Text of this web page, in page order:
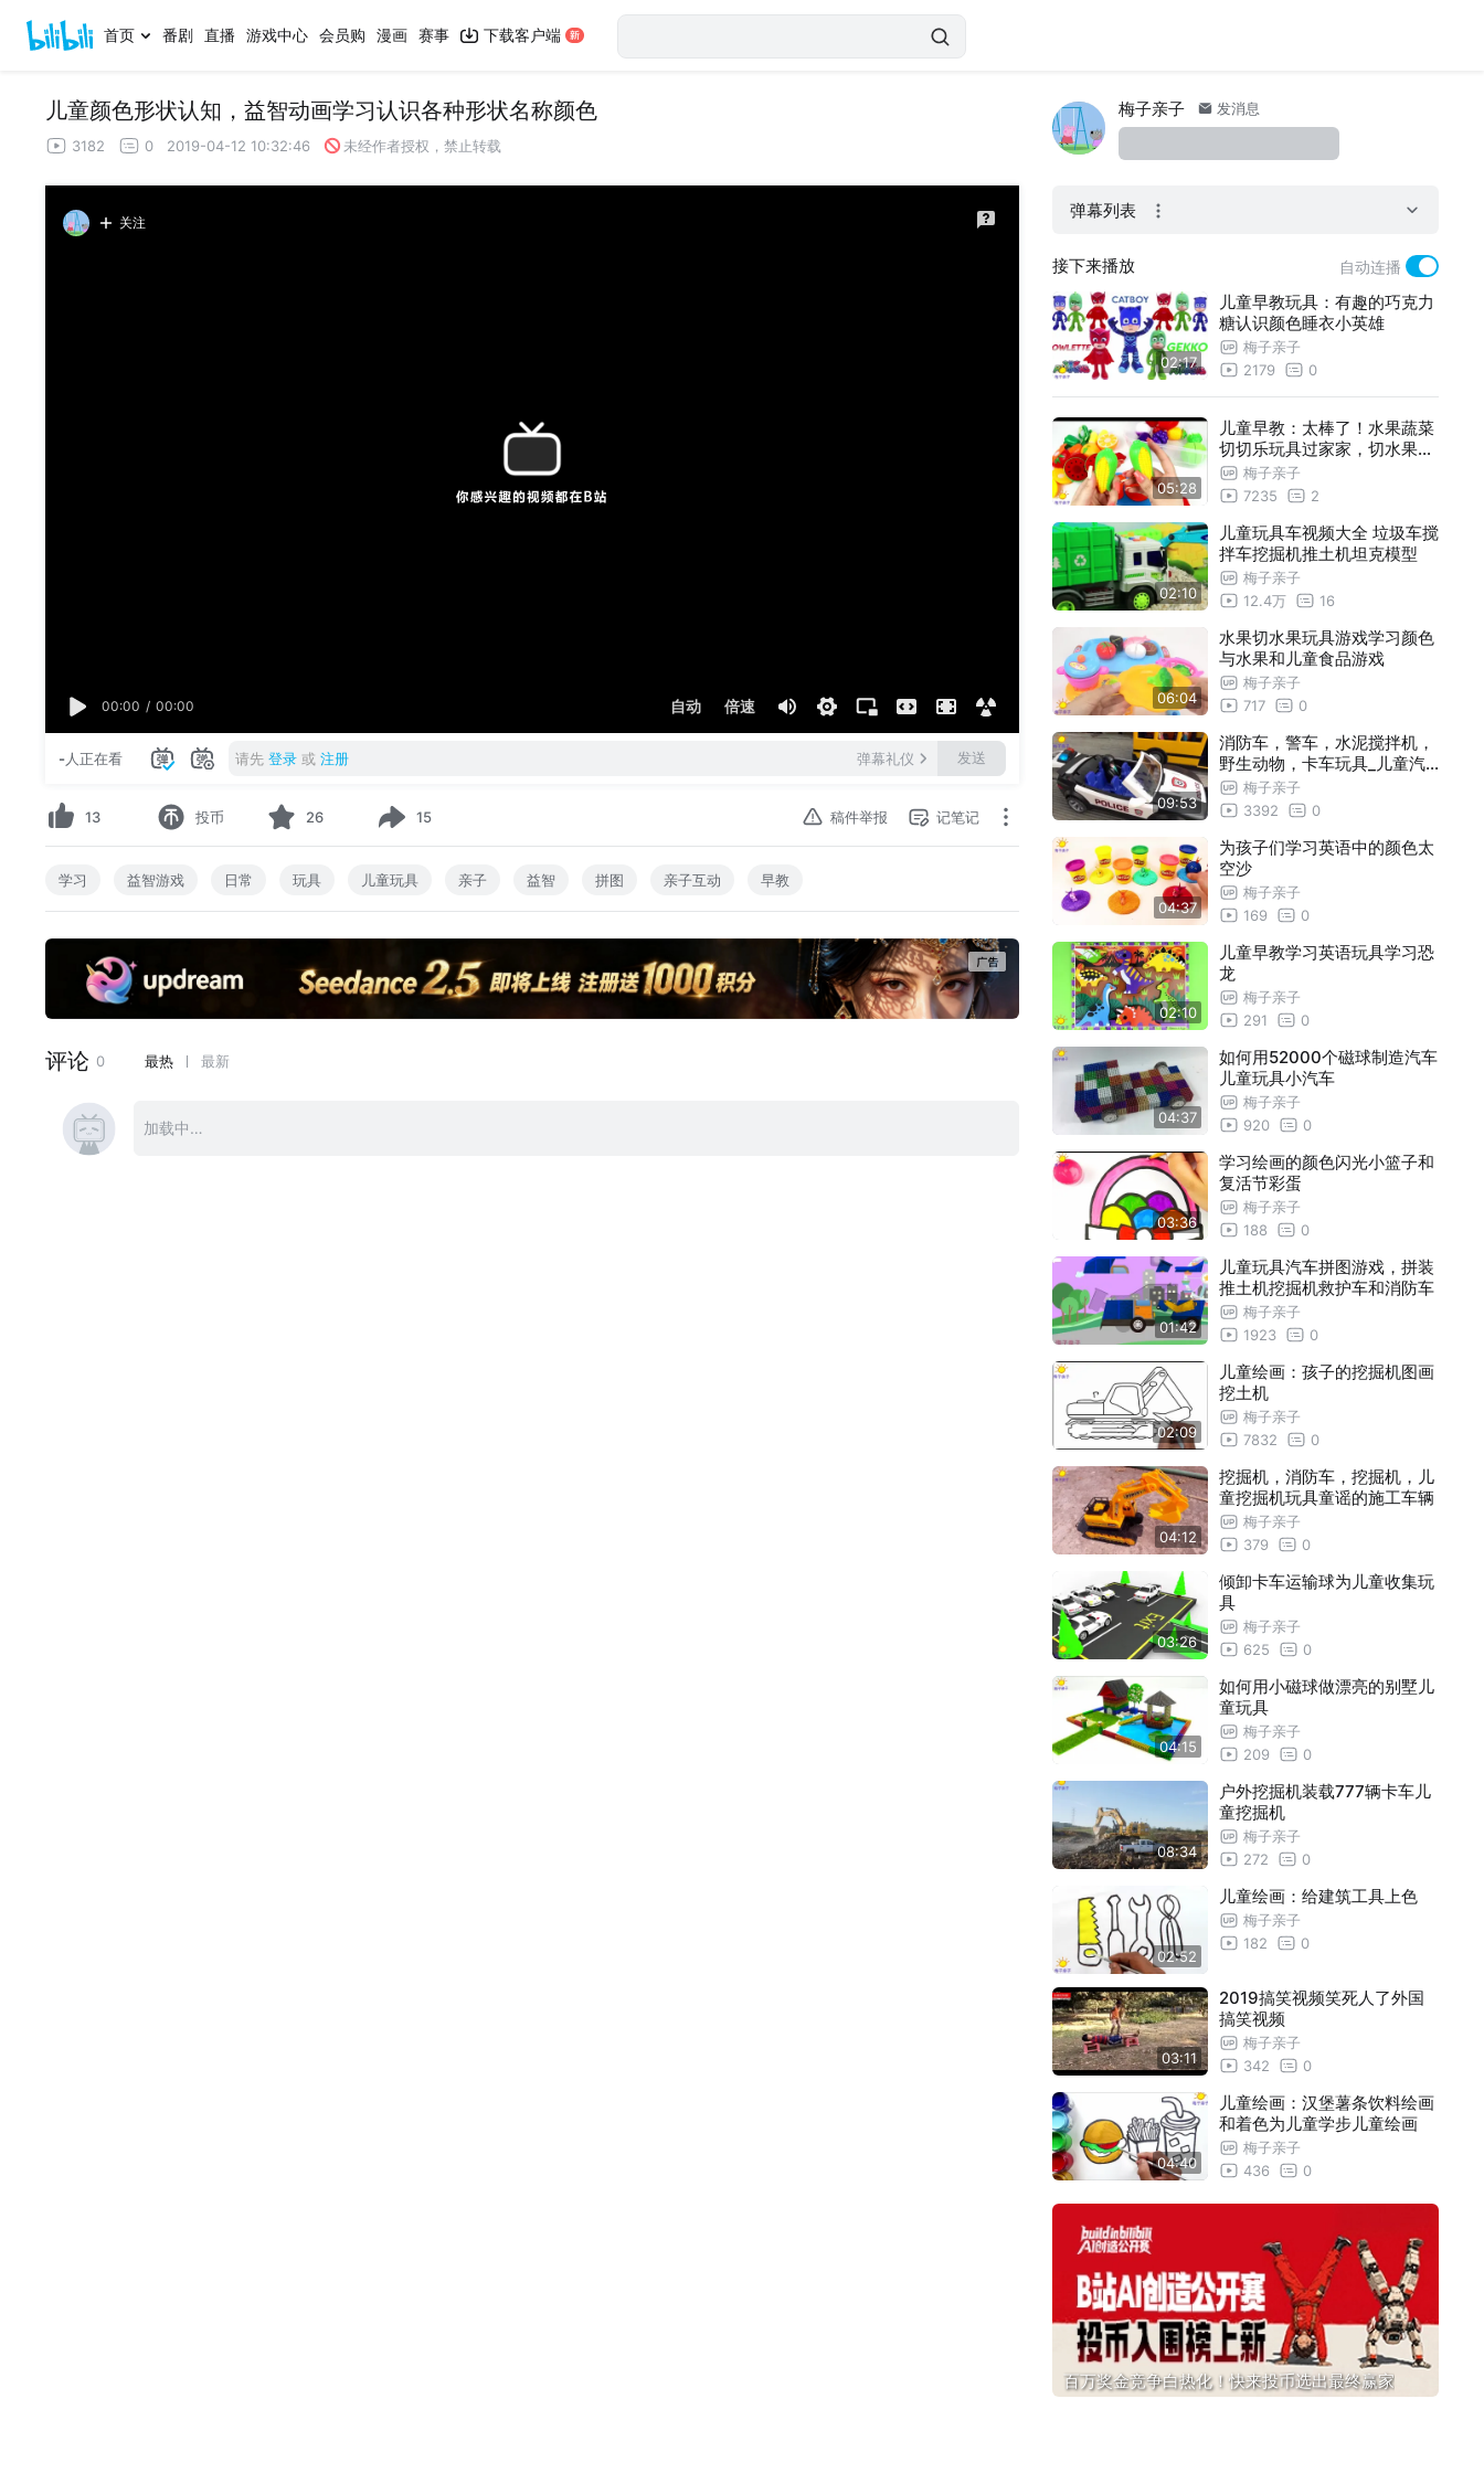
首页 番剧 直播 游戏中心 会员购 漫画 赛事 下载客户端
儿童颜色形状认知，益智动画学习认识各种形状名称颜色
3182 0 2019-04-12 10:32:46 未经作者授权，禁止转载
关注
00:00 / 00:00 自动 倍速
-人正在看 请先 登录 或 注册 弹幕礼仪 发送
13 投币 26 15 稿件举报 记笔记
学习 益智游戏 日常 玩具 儿童玩具 亲子 益智 拼图 亲子互动 早教
梅子亲子 发消息
弹幕列表
接下来播放 自动连播
02:17
儿童早教玩具：有趣的巧克力
糖认识颜色睡衣小英雄
梅子亲子
2179
0
05:28
儿童早教：太棒了！水果蔬菜
切切乐玩具过家家，切水果儿
童玩具梅子亲子
7235
2
02:10
儿童玩具车视频大全 垃圾车搅
拌车挖掘机推土机坦克模型
梅子亲子
12.4万
16
06:04
水果切水果玩具游戏学习颜色
与水果和儿童食品游戏
梅子亲子
717
0
09:53
消防车，警车，水泥搅拌机，
野生动物，卡车玩具_儿童汽
车玩具梅子亲子
3392
0
04:37
为孩子们学习英语中的颜色太
空沙
梅子亲子
169
0
02:10
儿童早教学习英语玩具学习恐
龙
梅子亲子
291
0
04:37
如何用52000个磁球制造汽车
儿童玩具小汽车
梅子亲子
920
0
03:36
学习绘画的颜色闪光小篮子和
复活节彩蛋
梅子亲子
188
0
01:42
儿童玩具汽车拼图游戏，拼装
推土机挖掘机救护车和消防车
梅子亲子
1923
0
02:09
儿童绘画：孩子的挖掘机图画
挖土机
梅子亲子
7832
0
04:12
挖掘机，消防车，挖掘机，儿
童挖掘机玩具童谣的施工车辆
梅子亲子
379
0
03:26
倾卸卡车运输球为儿童收集玩
具
梅子亲子
625
0
04:15
如何用小磁球做漂亮的别墅儿
童玩具
梅子亲子
209
0
08:34
户外挖掘机装载777辆卡车儿
童挖掘机
梅子亲子
272
0
02:52
儿童绘画：给建筑工具上色
梅子亲子
182
0
03:11
2019搞笑视频笑死人了外国
搞笑视频
梅子亲子
342
0
04:40
儿童绘画：汉堡薯条饮料绘画
和着色为儿童学步儿童绘画
梅子亲子
436
0
百万奖金竞争白热化！快来投币选出最终赢家